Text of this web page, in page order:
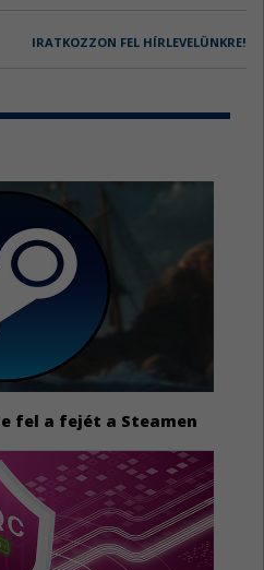
IRATKOZZON FEL HÍRLEVELÜNKRE!
fel a fejét a Steamen